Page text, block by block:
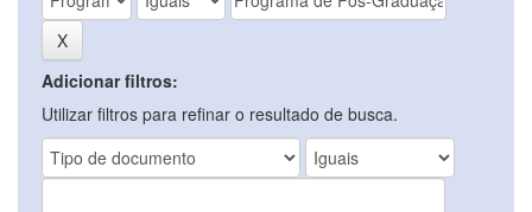
Adicionar filtros:
Utilizar filtros para refinar o resultado de busca.